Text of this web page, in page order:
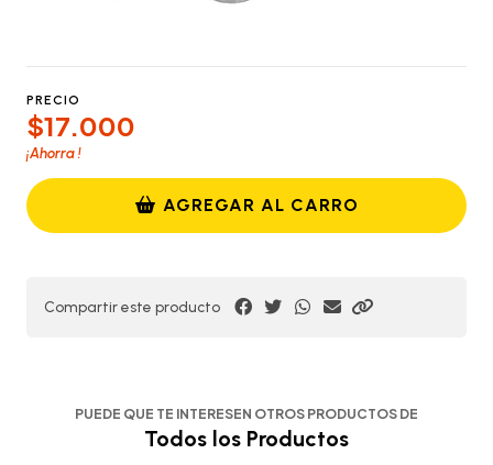
PRECIO
$17.000
¡Ahorra!
AGREGAR AL CARRO
Compartir este producto
PUEDE QUE TE INTERESEN OTROS PRODUCTOS DE
Todos los Productos